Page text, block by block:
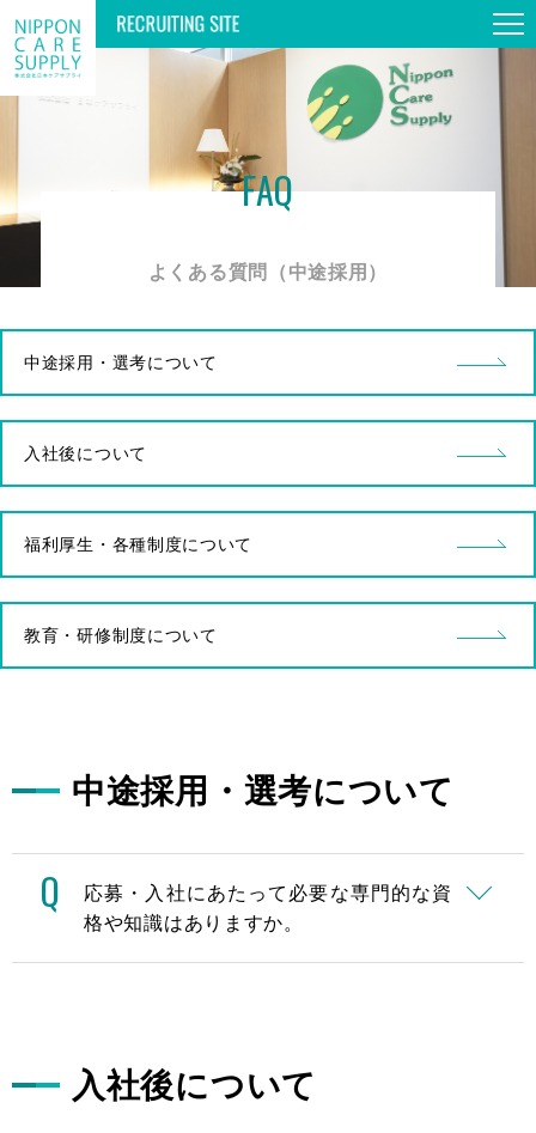
SPECIAL
INFORMATION
CONTACT
ENTRY
FAQ
よくある質問（中途採用）
中途採用・選考について
入社後について
福利厚生・各種制度について
教育・研修制度について
中途採用・選考について
Q
応募・入社にあたって必要な専門的な資
格や知識はありますか。
入社後について